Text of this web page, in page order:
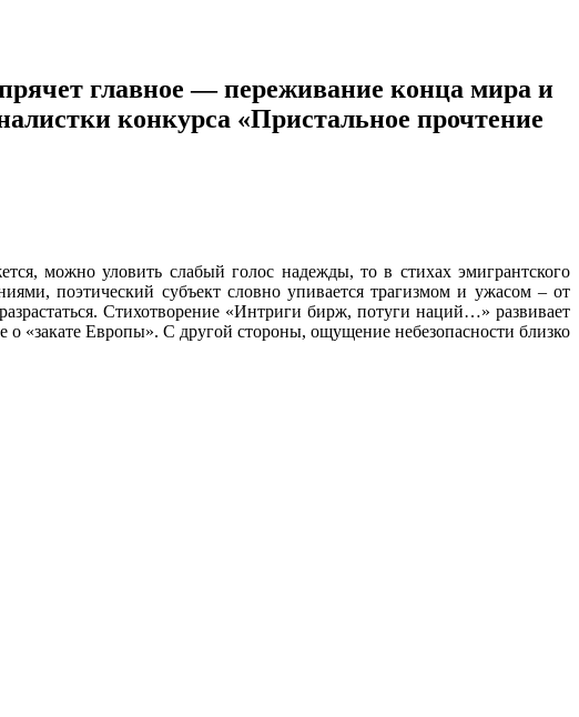
главное — переживание конца мира и
конкурса «Пристальное прочтение
можно уловить слабый голос надежды, то в стихах эмигрантского
поэтический субъект словно упивается трагизмом и ужасом – от
Стихотворение «Интриги бирж, потуги наций…» развивает
«закате Европы». С другой стороны, ощущение небезопасности близко